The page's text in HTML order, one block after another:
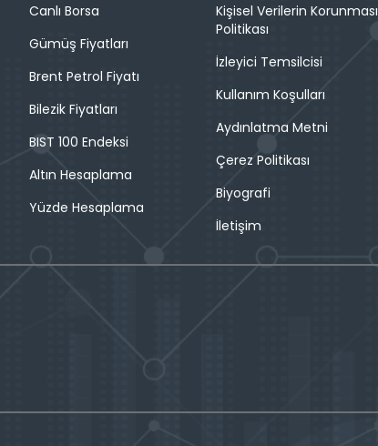
Canlı Borsa
Gümüş Fiyatları
Brent Petrol Fiyatı
Bilezik Fiyatları
BIST 100 Endeksi
Altın Hesaplama
Yüzde Hesaplama
Kişisel Verilerin Korunması
Politikası
İzleyici Temsilcisi
Kullanım Koşulları
Aydınlatma Metni
Çerez Politikası
Biyografi
İletişim